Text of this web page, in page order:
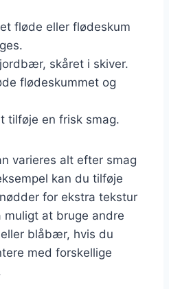
fløde eller flødeskum
skåret i skiver.
flødeskummet og
tilføje en frisk smag.
varieres alt efter smag
kan du tilføje
for ekstra tekstur
muligt at bruge andre
blåbær, hvis du
med forskellige